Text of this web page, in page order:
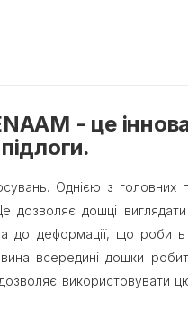
- це
Однією з головних
дошці
до деформації, що
всередині дошки
використовувати